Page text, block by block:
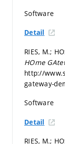
Software
Detail
RIES, M.;
HOme
http://
gateway-
Software
Detail
RIES, M.;